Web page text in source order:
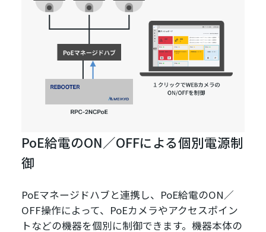
PoE給電のON／OFFによる個別電源制
御
PoEマネージドハブと連携し、PoE給電のON／
OFF操作によって、PoEカメラやアクセスポイン
トなどの機器を個別に制御できます。機器本体の